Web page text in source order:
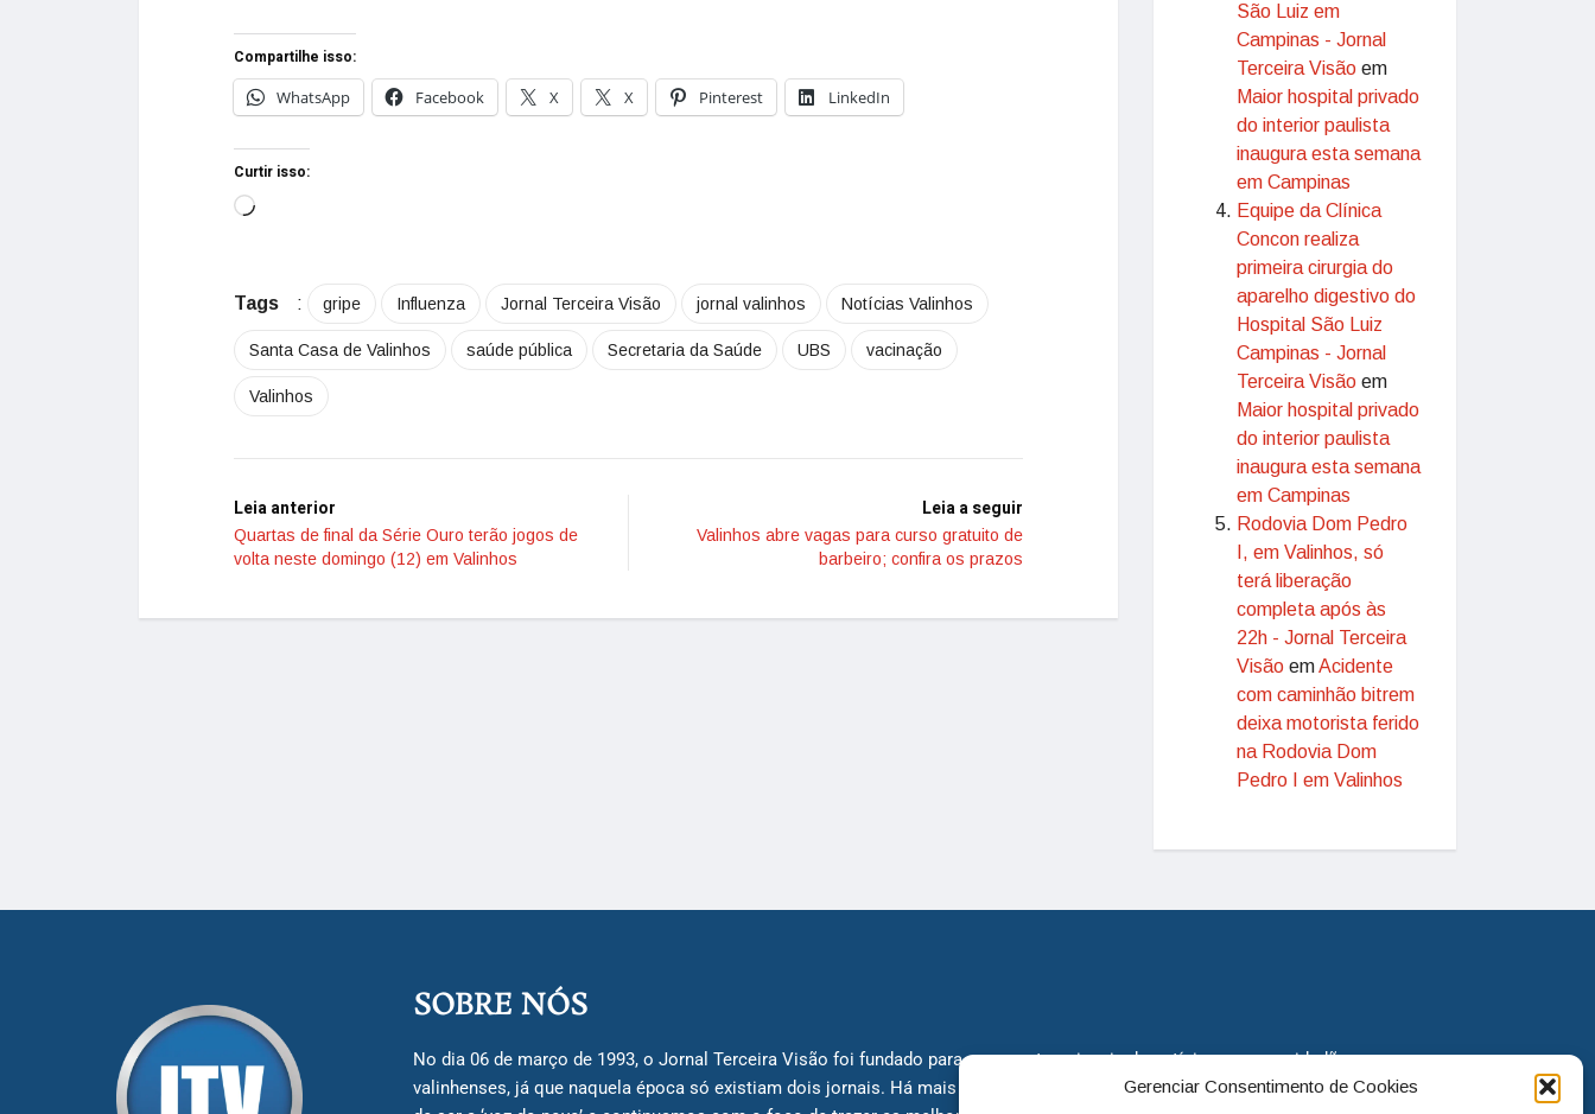
Gerenciar Consentimento de Cookies
Compartilhe isso:
WhatsApp
Facebook X X Pinterest LinkedIn
Curtir isso:
Tags : gripe Influenza Jornal Terceira Visão jornal valinhos Notícias Valinhos
Santa Casa de Valinhos saúde pública Secretaria da Saúde UBS vacinação
Valinhos
Leia anterior
Quartas de final da Série Ouro terão jogos de
volta neste domingo (12) em Valinhos
Leia a seguir
Valinhos abre vagas para curso gratuito de
barbeiro; confira os prazos
São Luiz em
Campinas - Jornal
Terceira Visão em
Maior hospital privado
do interior paulista
inaugura esta semana
em Campinas
Equipe da Clínica
Concon realiza
primeira cirurgia do
aparelho digestivo do
Hospital São Luiz
Campinas - Jornal
Terceira Visão em
Maior hospital privado
do interior paulista
inaugura esta semana
em Campinas
Rodovia Dom Pedro
I, em Valinhos, só
terá liberação
completa após às
22h - Jornal Terceira
Visão emAcidente
com caminhão bitrem
deixa motorista ferido
na Rodovia Dom
Pedro I em Valinhos
SOBRE NÓS
No dia 06 de março de 1993, o Jornal Terceira Visão foi fundado para ser uma terceira via de notícias para os cidadãos
valinhenses, já que naquela época só existiam dois jornais. Há mais de 30 anos, o jornal continua assumindo o papel